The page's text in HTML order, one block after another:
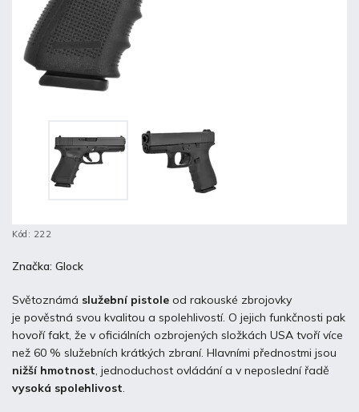
Kód: 222
Světoznámá služební pistole od rakouské zbrojovky
je pověstná svou kvalitou a spolehlivostí. O jejich funkčnosti pak
hovoří fakt, že v oficiálních ozbrojených složkách USA tvoří více
než 60 % služebních krátkých zbraní. Hlavními přednostmi jsou
nižší hmotnost , jednoduchost ovládání a v neposlední řadě
vysoká spolehlivost
Značka: Glock